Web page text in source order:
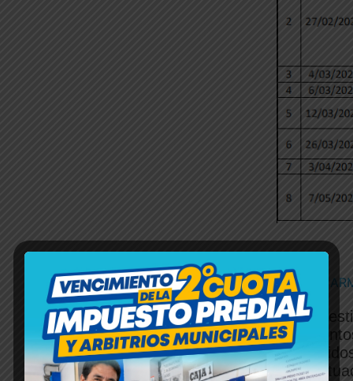
LEER MÁS: PREVENTÓN
Finalmente, la municipalidad seguirá
seguirán con la recuperación de
empresas privadas que serán
alimentos a las familias que viven en